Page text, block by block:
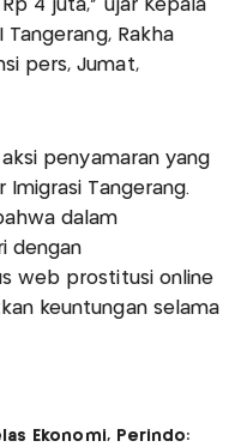
4 juta," ujar Kepala
Tangerang, Rakha
pers, Jumat,
penyamaran yang
Tangerang.
dalam
dengan
web prostitusi online
keuntungan selama
Ekonomi, Perindo: